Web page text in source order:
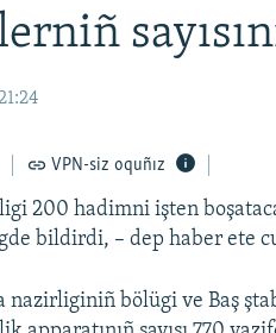
VPN-siz oquñız
200 hadimni işten
bildirdi, – dep haber ete
bölügi ve Baş